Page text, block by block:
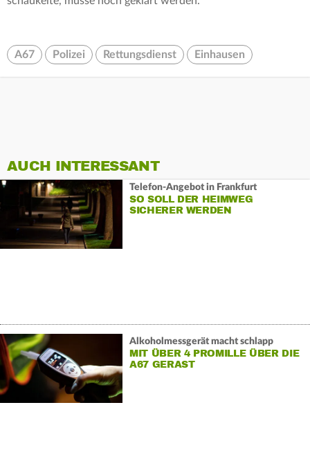
A67 Polizei Rettungsdienst Einhausen
AUCH INTERESSANT
Telefon-Angebot in Frankfurt
SO SOLL DER HEIMWEG
SICHERER WERDEN
Alkoholmessgerät macht schlapp
MIT ÜBER 4 PROMILLE ÜBER DIE
A67 GERAST